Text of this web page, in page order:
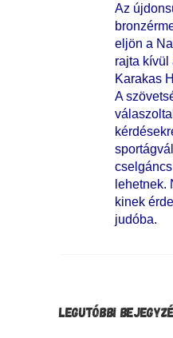
Az
eljön a
rajta kívül
Karakas
A
lehetnek.
kinek
judóba.
LEGUTÓBBI